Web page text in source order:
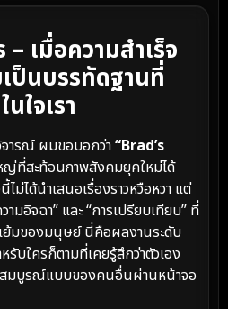
เมื่อความสำเร็จ
ป็นบรรทัดฐานที่
ใจเรา
ารณ์ ผมขอบอกว่า“Brad’s
ญ่ที่สะท้อนภาพสังคมยุคใหม่ได้
ม่ได้นำเสนอเรื่องราวหวือหวา แต่
ามอิจฉา” และ “การเปรียบเทียบ” ที่
ย้มของมนุษย์ นี่คือผลงานระดับ
รับใครก็ตามที่เคยรู้สึกว่าตัวเอง
สมบูรณ์แบบของคนอื่นผ่านหน้าจอ